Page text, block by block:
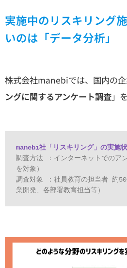
実施中のリスキリング
いのは「データ分析」
株式会社manebiでは、国内の
ングに関するアンケート調査」
調査⽅法 ：インターネットでのア
を対象）
調査対象 ：社員教育の担当者 約